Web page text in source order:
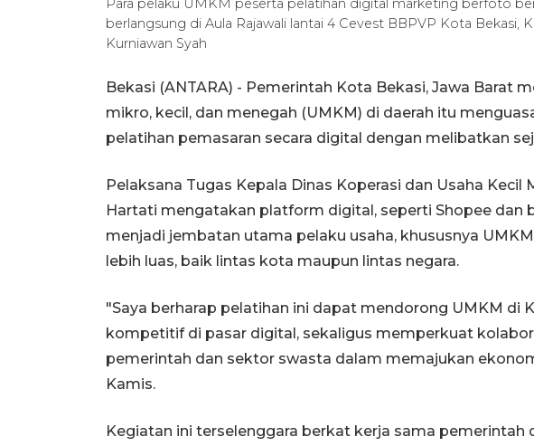
Para pelaku UMKM peserta pelatihan digital marketing berfoto
berlangsung di Aula Rajawali lantai 4 Cevest BBPVP Kota Bekasi,
Kurniawan Syah
Bekasi (ANTARA) - Pemerintah Kota Bekasi, Jawa Barat
mikro, kecil, dan menegah (UMKM) di daerah itu
pelatihan pemasaran secara digital dengan melibatkan
Pelaksana Tugas Kepala Dinas Koperasi dan Usaha Kecil
Hartati mengatakan platform digital, seperti Shopee dan
menjadi jembatan utama pelaku usaha, khususnya
lebih luas, baik lintas kota maupun lintas negara.
"Saya berharap pelatihan ini dapat mendorong UMKM di
kompetitif di pasar digital, sekaligus memperkuat
pemerintah dan sektor swasta dalam memajukan
Kamis.
Kegiatan ini terselenggara berkat kerja sama pemerintah